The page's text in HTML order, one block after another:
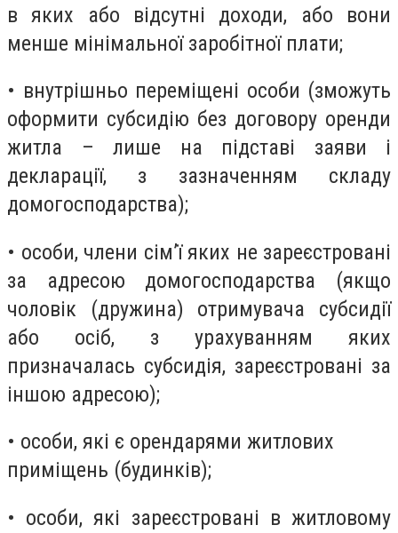
в яких або відсутні доходи, або вони
менше мінімальної заробітної плати;
• внутрішньо переміщені особи (зможуть
оформити субсидію без договору оренди
житла – лише на підставі заяви і
декларації, з зазначенням складу
домогосподарства);
• особи, члени сім’ї яких не зареєстровані
за адресою домогосподарства (якщо
чоловік (дружина) отримувача субсидії
або осіб, з урахуванням яких
призначалась субсидія, зареєстровані за
іншою адресою);
• особи, які є орендарями житлових
приміщень (будинків);
• особи, які зареєстровані в житловому